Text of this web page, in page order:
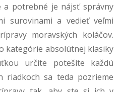
potrebné je nájsť správny
surovinami a vedieť veľmi
moravských koláčov.
kategórie absolútnej klasiky
určite potešíte každú
riadkoch sa teda pozrieme